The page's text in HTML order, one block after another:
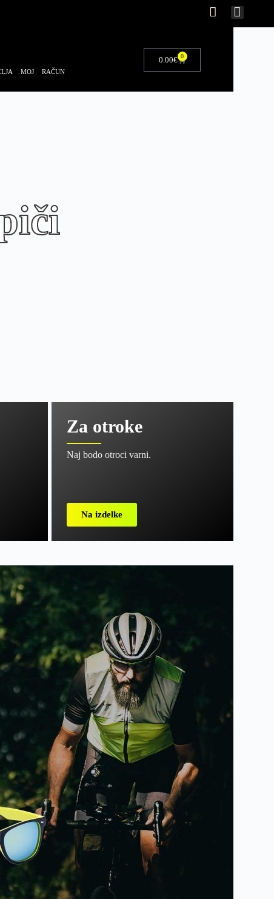
MOJ RAČUN
0.00€ 0
Za otroke
Naj bodo otroci varni.
Na izdelke